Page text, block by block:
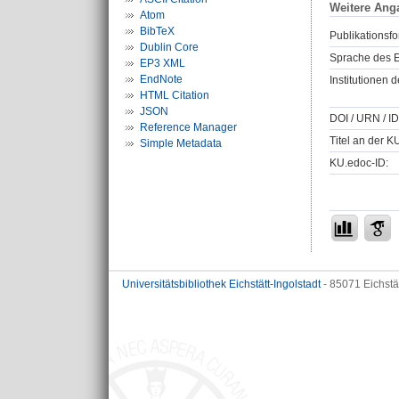
Atom
BibTeX
Dublin Core
EP3 XML
EndNote
HTML Citation
JSON
Reference Manager
Simple Metadata
Weitere
Sprache des
Institutionen
DOI / URN /
Titel an der
KU.edoc-ID:
Universitätsbibliothek Eichstätt-Ingolstadt- 85071